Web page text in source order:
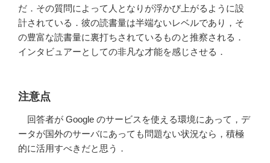
だ．その質問によって人となりが浮かび上がるように設
計されている．彼の読書量は半端ないレベルであり，そ
の豊富な読書量に裏打ちされているものと推察される．
インタビュアーとしての非凡な才能を感じさせる．
注意点
回答者が Google のサービスを使える環境にあって，デ
ータが国外のサーバにあっても問題ない状況なら，積極
的に活用すべきだと思う．